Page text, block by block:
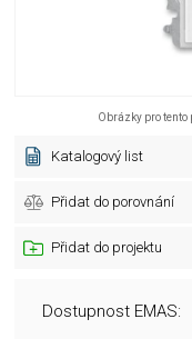
Obrázky pro
Katalogový list
Přidat do porovnání
Přidat do projektu
Dostupnost EMAS: